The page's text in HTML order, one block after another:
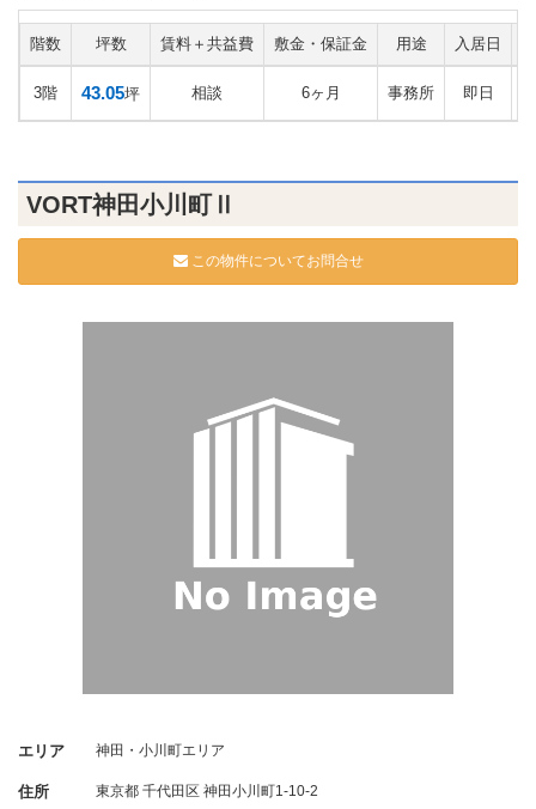
階数 坪数 賃料＋共益費 敷金・保証金 用途 入居日
3階 43.05坪 相談 6ヶ月 事務所 即日
VORT神田小川町Ⅱ
この物件についてお問合せ
エリア 神田・小川町エリア
住所 東京都 千代田区 神田小川町1-10-2